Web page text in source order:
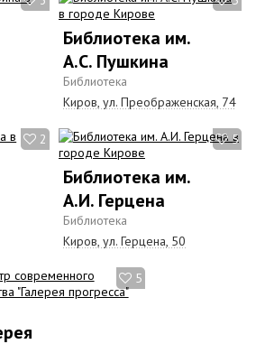
Библиотека им.
А.С. Пушкина
Библиотека
Киров, ул. Преображенская, 74
2 5
Библиотека им.
А.И. Герцена
Библиотека
Киров, ул. Герцена, 50
5